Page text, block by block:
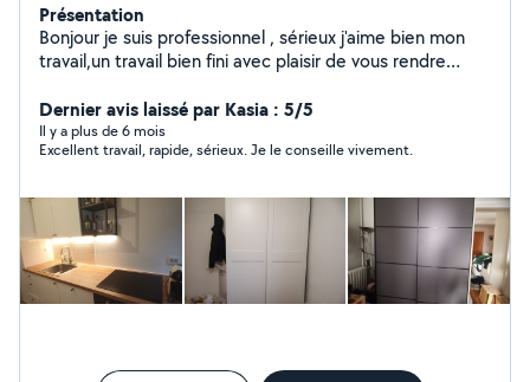
Présentation
Bonjour je suis professionnel , sérieux j'aime bien mon
travail,un travail bien fini avec plaisir de vous rendre
Dernier avis laissé par Kasia : 5/5
Il y a plus de 6 mois
Excellent travail, rapide, sérieux. Je le conseille vivement.